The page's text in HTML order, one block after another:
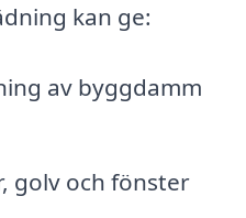
kan ge:
av byggdamm
golv och fönster